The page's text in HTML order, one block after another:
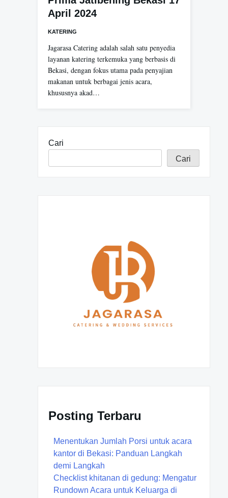
April 2024
KATERING
Jagarasa Catering adalah salah satu penyedia
layanan katering terkemuka yang berbasis di
Bekasi, dengan fokus utama pada penyajian
makanan untuk berbagai jenis acara,
khususnya akad…
Cari
Cari
Posting Terbaru
Menentukan Jumlah Porsi untuk acara
kantor di Bekasi: Panduan Langkah
demi Langkah
Checklist khitanan di gedung: Mengatur
Rundown Acara untuk Keluarga di